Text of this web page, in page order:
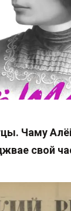
Чаму
свой